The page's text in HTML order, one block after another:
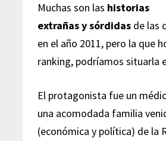
Muchas son las historias
extrañas y sórdidas de las
en el año 2011, pero la que
ranking, podríamos situarla
El protagonista fue un
una acomodada familia
(económica y política) de la